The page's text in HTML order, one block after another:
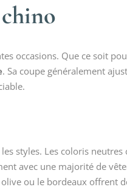
occasions. Que ce soit
. Sa coupe généralement
styles. Les coloris neutres
avec une majorité de
ou le bordeaux offrent